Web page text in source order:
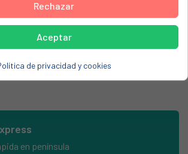
01
en península
Rechazar
Aceptar
de privacidad y cookies